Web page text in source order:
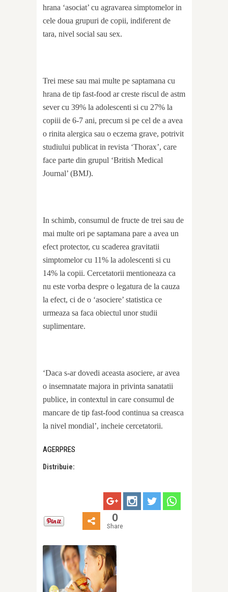
hrana ‘asociat’ cu agravarea simptomelor in
cele doua grupuri de copii, indiferent de
tara, nivel social sau sex.
Trei mese sau mai multe pe saptamana cu
hrana de tip fast-food ar creste riscul de astm
sever cu 39% la adolescenti si cu 27% la
copiii de 6-7 ani, precum si pe cel de a avea
o rinita alergica sau o eczema grave, potrivit
studiului publicat in revista ‘Thorax’, care
face parte din grupul ‘British Medical
Journal’ (BMJ).
In schimb, consumul de fructe de trei sau de
mai multe ori pe saptamana pare a avea un
efect protector, cu scaderea gravitatii
simptomelor cu 11% la adolescenti si cu
14% la copii. Cercetatorii mentioneaza ca
nu este vorba despre o legatura de la cauza
la efect, ci de o ‘asociere’ statistica ce
urmeaza sa faca obiectul unor studii
suplimentare.
‘Daca s-ar dovedi aceasta asociere, ar avea
o insemnatate majora in privinta sanatatii
publice, in contextul in care consumul de
mancare de tip fast-food continua sa creasca
la nivel mondial’, incheie cercetatorii.
AGERPRES
Distribuie:
0
Share